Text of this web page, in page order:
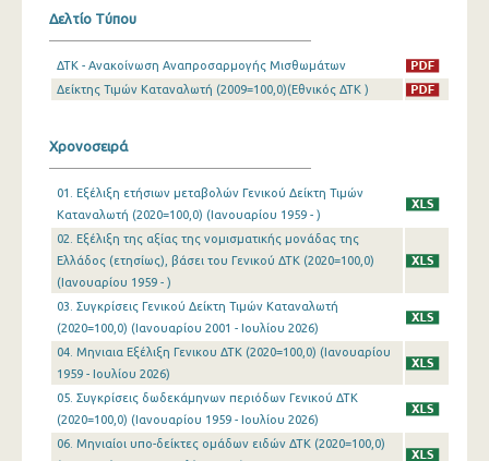
Μαρτίου 2024
Ιανουαρίου 2024
Νοεμβρίου 2023
Οκτωβρίου 2023
Σεπτεμβρίου 2023
Αυγούστου 2023
Ιουλίου 2023
Ιουνίου 2023
Μαΐου 2023
Απριλίου 2023
Δελτίο Τύπου
ΔΤΚ - Ανακοίνωση Αναπροσαρμογής Μισθωμάτων
Δείκτης Τιμών Καταναλωτή (2009=100,0)(Εθνικός ΔΤΚ )
Χρονοσειρά
01. Εξέλιξη ετήσιων μεταβολών Γενικού Δείκτη Τιμών
Καταναλωτή (2020=100,0) (Ιανουαρίου 1959 - )
02. Εξέλιξη της αξίας της νομισματικής μονάδας της
Ελλάδος (ετησίως), βάσει του Γενικού ΔΤΚ (2020=100,0)
(Ιανουαρίου 1959 - )
03. Συγκρίσεις Γενικού Δείκτη Τιμών Καταναλωτή
(2020=100,0) (Ιανουαρίου 2001 - Ιουλίου 2026)
04. Μηνιαια Εξέλιξη Γενικου ΔΤΚ (2020=100,0) (Ιανουαρίου
1959 - Ιουλίου 2026)
05. Συγκρίσεις δωδεκάμηνων περιόδων Γενικού ΔΤΚ
(2020=100,0) (Ιανουαρίου 1959 - Ιουλίου 2026)
06. Μηνιαίοι υπο-δείκτες ομάδων ειδών ΔΤΚ (2020=100,0)